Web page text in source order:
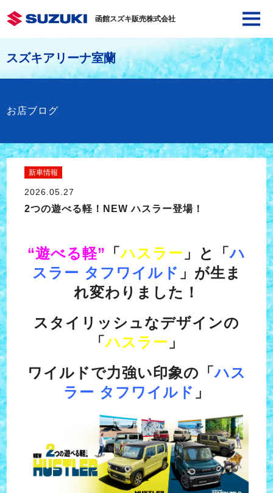
函館スズキ販売株式会社
スズキアリーナ室蘭
お店ブログ
新車情報
2026.05.27
2つの遊べる軽！NEW ハスラー登場！
“遊べる軽” 「ハスラー 」と「ハ
スラー タフワイルド 」が生ま
れ変わりました！
スタイリッシュなデザインの
「ハスラー 」
ワイルドで力強い印象の「ハス
ラー タフワイルド 」